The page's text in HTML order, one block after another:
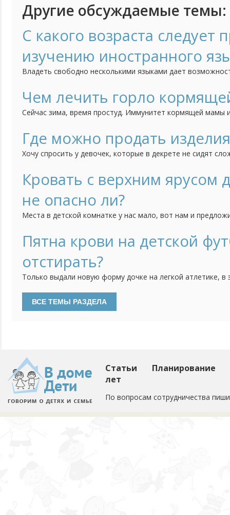
Другие обсуждаемые темы:
С какого возраста следует
изучению иностранного
Владеть свободно несколькими языками дает
образования и интересной работы. Считается, что до 5-
разы больше информации, чем в последующие...
Чем лечить горло
Сейчас зима, время простуд. Иммунитет кормящей мамы
тому же часто), как его лечить и укрепить? Ведь почти
беременных и кормящих матерей".
Где можно продать
Хочу спросить у девочек, которые в декрете не сидят
никаких успехов по продаже нет. Поделитесь опытом,
нельзя оставлять ссылки, то хотя бы словами, что...
Кровать с верхним ярусом
не опасно ли?
Места в детской комнатке у нас мало, вот нам и
должна быть безопасной. Нам предложили вот такую, но
безопасна. Кому приходилось покупать...
Пятна крови на детской
отстирать?
Только выдали новую форму дочке на легкой атлетике,
Статьи
Планирование
лет
По вопросам сотрудничества